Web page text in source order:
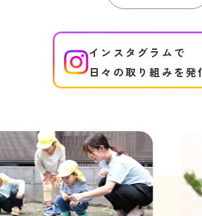
インスタグラムで
日々の取り組みを発